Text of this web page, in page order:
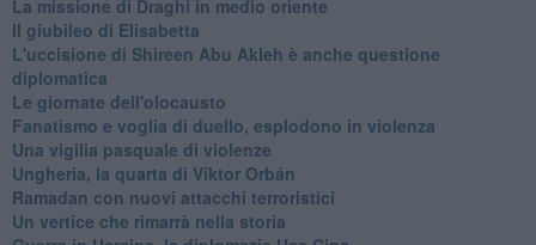
La missione di Draghi in medio oriente
Il giubileo di Elisabetta
L'uccisione di Shireen Abu Akleh è anche questione
diplomatica
Le giornate dell'olocausto
Fanatismo e voglia di duello, esplodono in violenza
Una vigilia pasquale di violenze
Ungheria, la quarta di Viktor Orbán
Ramadan con nuovi attacchi terroristici
Un vertice che rimarrà nella storia